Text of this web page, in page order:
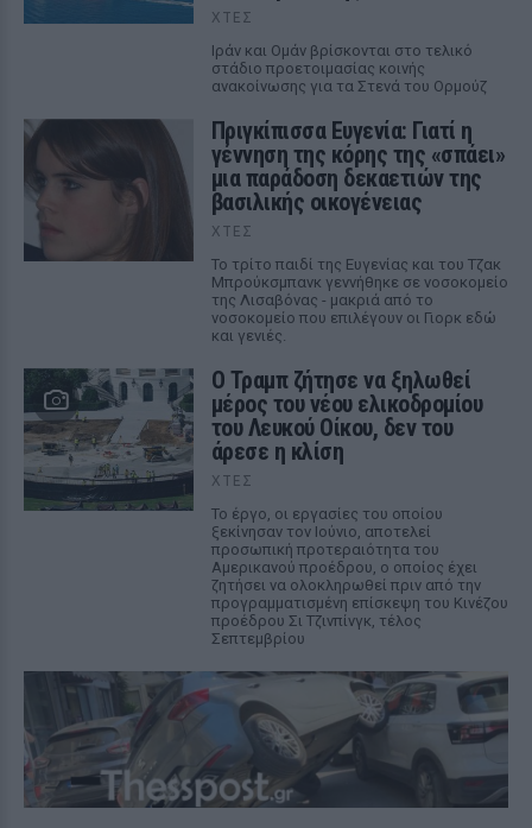
ΧΤΕΣ
Ιράν και Ομάν βρίσκονται στο τελικό
στάδιο προετοιμασίας κοινής
ανακοίνωσης για τα Στενά του Ορμούζ
Πριγκίπισσα Ευγενία: Γιατί η
γέννηση της κόρης της «σπάει»
μια παράδοση δεκαετιών της
βασιλικής οικογένειας
ΧΤΕΣ
Το τρίτο παιδί της Ευγενίας και του Τζακ
Μπρούκσμπανκ γεννήθηκε σε νοσοκομείο
της Λισαβόνας - μακριά από το
νοσοκομείο που επιλέγουν οι Γιορκ εδώ
και γενιές.
Ο Τραμπ ζήτησε να ξηλωθεί
μέρος του νέου ελικοδρομίου
του Λευκού Οίκου, δεν του
άρεσε η κλίση
ΧΤΕΣ
Το έργο, οι εργασίες του οποίου
ξεκίνησαν τον Ιούνιο, αποτελεί
προσωπική προτεραιότητα του
Αμερικανού προέδρου, ο οποίος έχει
ζητήσει να ολοκληρωθεί πριν από την
προγραμματισμένη επίσκεψη του Κινέζου
προέδρου Σι Τζινπίνγκ, τέλος
Σεπτεμβρίου